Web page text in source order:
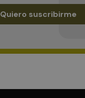
Quiero suscribirme